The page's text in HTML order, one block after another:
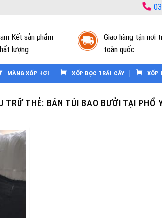
Kết sản phẩm
lượng
Giao hàng tận nơi
toàn quốc
MÀNG XỐP HƠI XỐP BỌC TRÁI CÂY XỐP
TRỮ THẺ: BÁN TÚI BAO BƯỞI TẠI PHỔ